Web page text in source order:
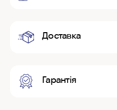
Доставка
Гарантія